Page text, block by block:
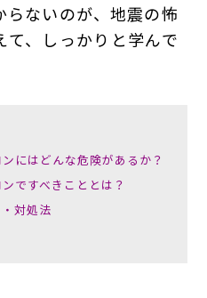
ないのが、地震の怖
て、しっかりと学んで
にはどんな危険があるか？
ですべきこととは？
対処法